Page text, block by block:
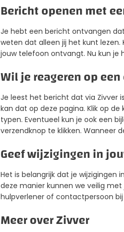
Bericht openen met
Je hebt een bericht ontvangen
weten dat alleen jij het kunt lezen.
jouw telefoon ontvangt. Nu kun je
Wil je reageren op
Je leest het bericht dat via Zivver
kan dat op deze pagina. Klik op
typen. Eventueel kun je ook een
verzendknop te klikken. Wanneer
Geef wijzigingen in
Het is belangrijk dat je
deze manier kunnen we veilig
hulpverlener of contactpersoon bij
Meer over Zivver